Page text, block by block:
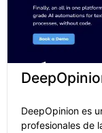
DeepOpinion es
profesionales de